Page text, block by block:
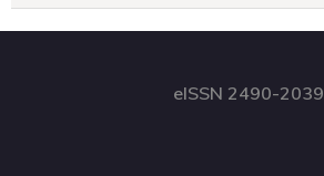
eISSN 2490-2039